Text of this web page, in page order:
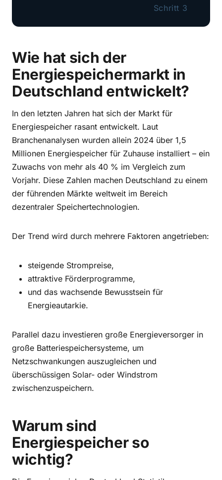
Schritt 3
Wie hat sich der
Energiespeichermarkt in
Deutschland entwickelt?
In den letzten Jahren hat sich der Markt für
Energiespeicher rasant entwickelt. Laut
Branchenanalysen wurden allein 2024 über 1,5
Millionen Energiespeicher für Zuhause installiert – ein
Zuwachs von mehr als 40 % im Vergleich zum
Vorjahr. Diese Zahlen machen Deutschland zu einem
der führenden Märkte weltweit im Bereich
dezentraler Speichertechnologien.
Der Trend wird durch mehrere Faktoren angetrieben:
steigende Strompreise,
attraktive Förderprogramme,
und das wachsende Bewusstsein für
Energieautarkie.
Parallel dazu investieren große Energieversorger in
große Batteriespeichersysteme, um
Netzschwankungen auszugleichen und
überschüssigen Solar- oder Windstrom
zwischenzuspeichern.
Warum sind
Energiespeicher so
wichtig?